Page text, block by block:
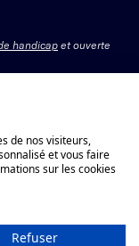
handicap et ouverte
le numéro
Île-de-France.
de nos visiteurs,
et vous faire
sur les cookies
Refuser